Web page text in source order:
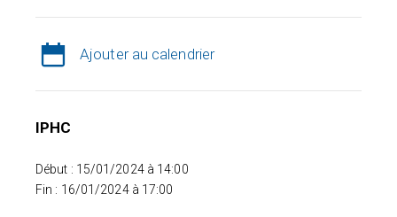
Ajouter au calendrier
IPHC
Début : 15/01/2024 à 14:00
Fin : 16/01/2024 à 17:00